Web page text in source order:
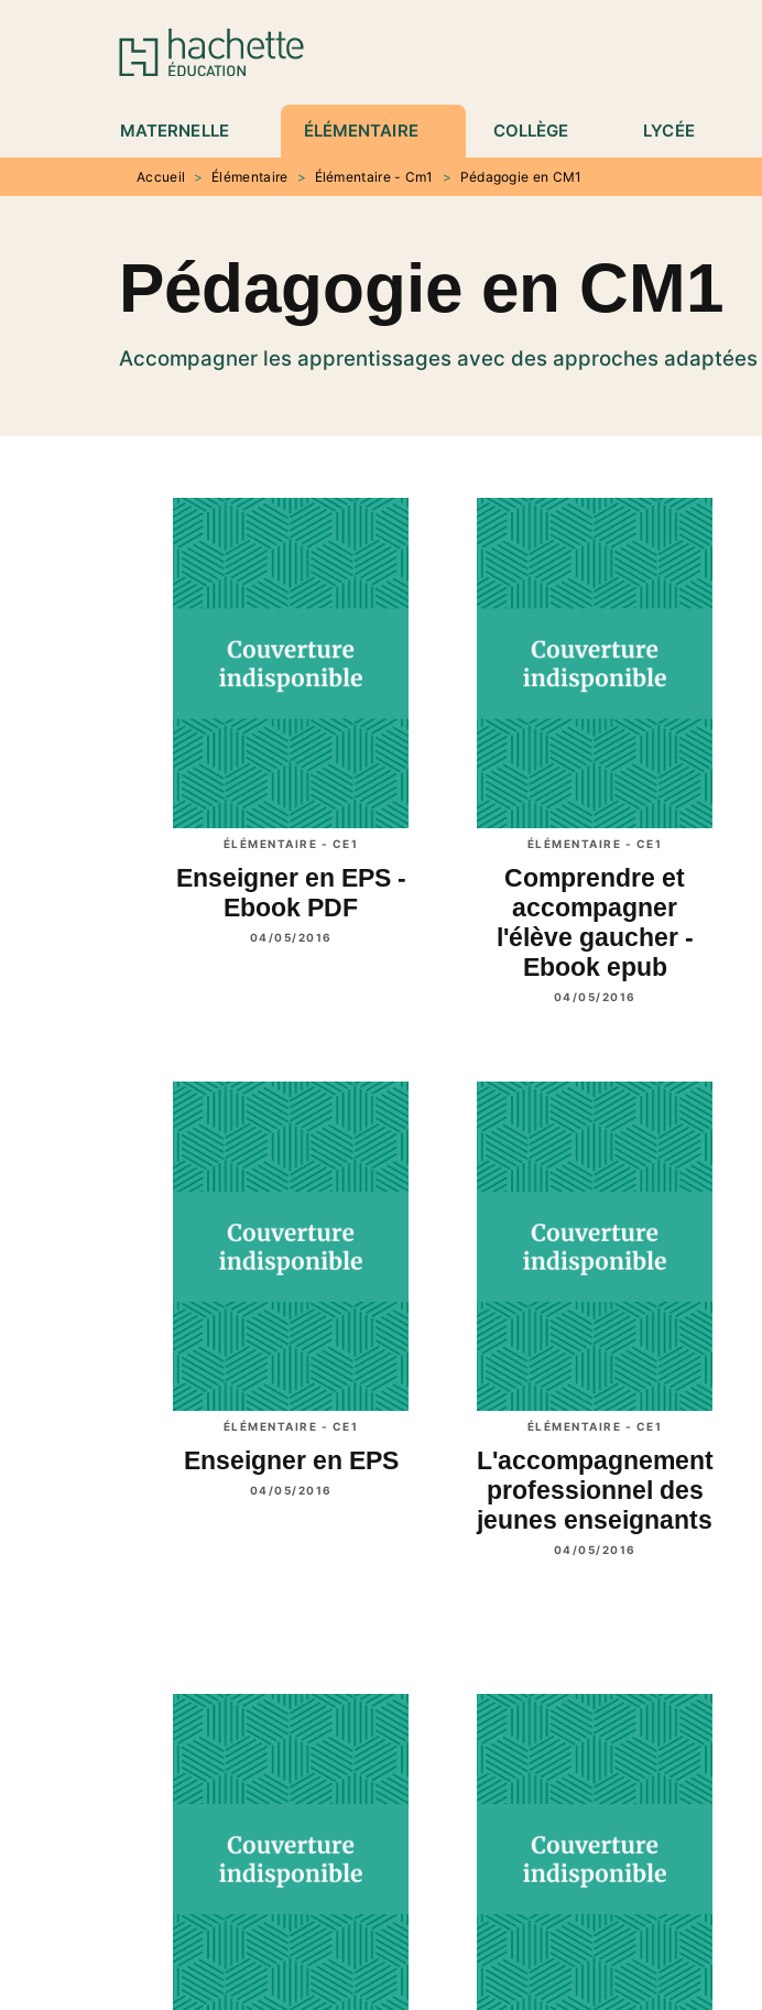
MENU RECHERCHE
MATERNELLE ÉLÉMENTAIRE COLLÈGE LYCÉE
Accueil > Élémentaire > Élémentaire - Cm1 > Pédagogie en CM1
Pédagogie en CM1
Accompagner les apprentissages avec des approches adaptées
ÉLÉMENTAIRE - CE1
Enseigner en EPS -
Ebook PDF
04/05/2016
ÉLÉMENTAIRE - CE1
Comprendre et
accompagner
l'élève gaucher -
Ebook epub
04/05/2016
ÉLÉMENTAIRE - CE1
Enseigner en EPS
04/05/2016
ÉLÉMENTAIRE - CE1
L'accompagnement
professionnel des
jeunes enseignants
04/05/2016